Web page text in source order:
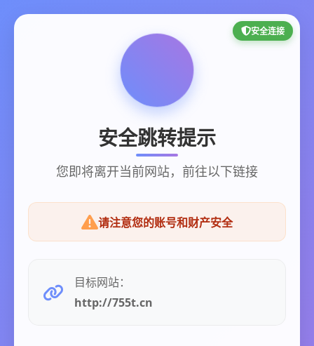
安全连接
安全跳转提示
您即将离开当前网站，前往以下链接
请注意您的账号和财产安全
目标网站：
http://755t.cn